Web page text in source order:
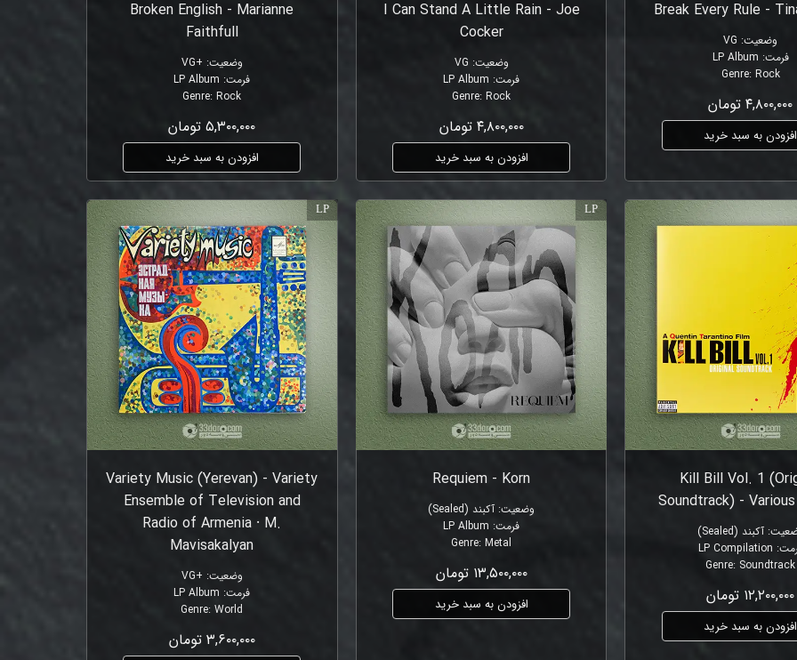
Break Every Rule -
وضعیت:
VG
فرمت:
LP Album
Genre: Rock
۴,۸۰۰,۰۰۰ تومان
افزودن به سبد خرید
I Can Stand A Little Rain - Joe
Cocker
وضعیت:
VG
فرمت:
LP Album
Genre:Rock
۴,۸۰۰,۰۰۰ تومان
افزودن به سبد خرید
Broken English - Marianne
Faithfull
وضعیت:
+VG
فرمت:
LP Album
Genre:Rock
۵,۳۰۰,۰۰۰ تومان
افزودن به سبد خرید
Kill Bill Vol. 1
Soundtrack) -
:آکبند (Sealed)
:
LP Compilation
Genre: Soundtrack
۱۲,۲۰۰,۰۰۰ تومان
افزودن به سبد خرید
Requiem - Korn
وضعیت: آکبند (Sealed)
فرمت:
LP Album
Genre:Metal
۱۳,۵۰۰,۰۰۰ تومان
افزودن به سبد خرید
LP
Variety Music (Yerevan) - Variety
Ensemble of Television and
Radio of Armenia ⸱ M.
Mavisakalyan
وضعیت:
+VG
فرمت:
LP Album
Genre:World
۳,۶۰۰,۰۰۰ تومان
LP